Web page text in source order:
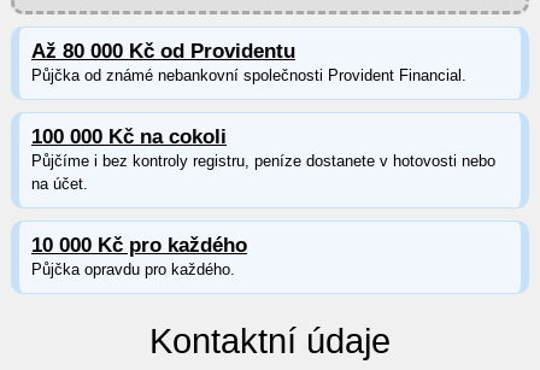
Až 80 000 Kč od Providentu
Půjčka od známé nebankovní společnosti Provident Financial.
100 000 Kč na cokoli
Půjčíme i bez kontroly registru, peníze dostanete v hotovosti nebo
na účet.
10 000 Kč pro každého
Půjčka opravdu pro každého.
Kontaktní údaje